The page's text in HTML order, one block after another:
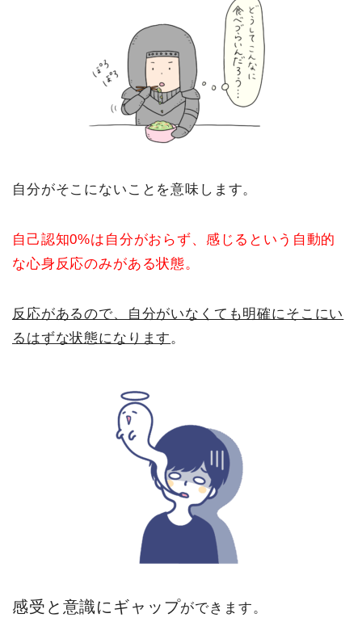
自分がそこにないことを意味します。
自己認知0%は自分がおらず、感じるという自動的
な心身反応のみがある状態。
反応があるので、自分がいなくても明確にそこにい
るはずな状態になります 。
感受と意識にギャップができます。